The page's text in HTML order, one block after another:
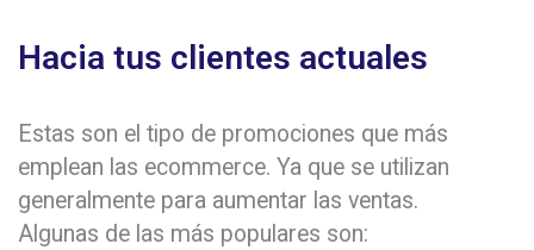
Hacia tus clientes actuales
Estas son el tipo de promociones que más
emplean las ecommerce. Ya que se utilizan
generalmente para aumentar las ventas.
Algunas de las más populares son: